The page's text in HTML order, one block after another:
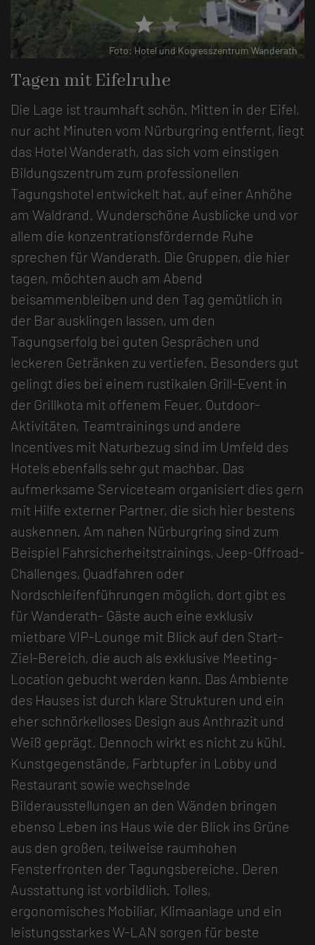
starstar
Foto: Hotel und Kogresszentrum Wanderath
Tagen mit Eifelruhe
Die Lage ist traumhaft schön. Mitten in der Eifel,
nur acht Minuten vom Nürburgring entfernt, liegt
das Hotel Wanderath, das sich vom einstigen
Bildungszentrum zum professionellen
Tagungshotel entwickelt hat, auf einer Anhöhe
am Waldrand. Wunderschöne Ausblicke und vor
allem die konzentrationsfördernde Ruhe
sprechen für Wanderath. Die Gruppen, die hier
tagen, möchten auch am Abend
beisammenbleiben und den Tag gemütlich in
der Bar ausklingen lassen, um den
Tagungserfolg bei guten Gesprächen und
leckeren Getränken zu vertiefen. Besonders gut
gelingt dies bei einem rustikalen Grill-Event in
der Grillkota mit offenem Feuer. Outdoor-
Aktivitäten, Teamtrainings und andere
Incentives mit Naturbezug sind im Umfeld des
Hotels ebenfalls sehr gut machbar. Das
aufmerksame Serviceteam organisiert dies gern
mit Hilfe externer Partner, die sich hier bestens
auskennen. Am nahen Nürburgring sind zum
Beispiel Fahrsicherheitstrainings, Jeep-Offroad-
Challenges, Quadfahren oder
Nordschleifenführungen möglich, dort gibt es
für Wanderath- Gäste auch eine exklusiv
mietbare VIP-Lounge mit Blick auf den Start-
Ziel-Bereich, die auch als exklusive Meeting-
Location gebucht werden kann. Das Ambiente
des Hauses ist durch klare Strukturen und ein
eher schnörkelloses Design aus Anthrazit und
Weiß geprägt. Dennoch wirkt es nicht zu kühl.
Kunstgegenstände, Farbtupfer in Lobby und
Restaurant sowie wechselnde
Bilderausstellungen an den Wänden bringen
ebenso Leben ins Haus wie der Blick ins Grüne
aus den großen, teilweise raumhohen
Fensterfronten der Tagungsbereiche. Deren
Ausstattung ist vorbildlich. Tolles,
ergonomisches Mobiliar, Klimaanlage und ein
leistungsstarkes W-LAN sorgen für beste